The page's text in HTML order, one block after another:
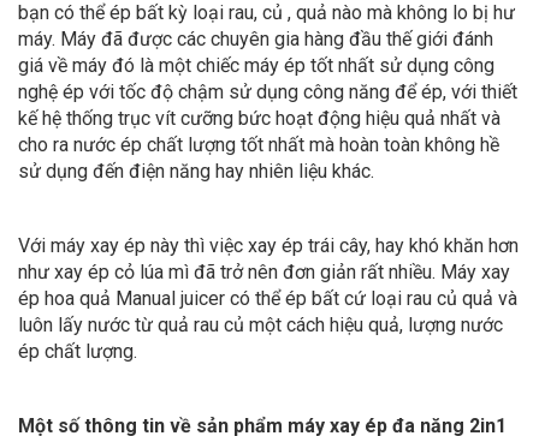
bạn có thể ép bất kỳ loại rau, củ , quả nào mà không lo bị hư
máy. Máy đã được các chuyên gia hàng đầu thế giới đánh
giá về máy đó là một chiếc máy ép tốt nhất sử dụng công
nghệ ép với tốc độ chậm sử dụng công năng để ép, với thiết
kế hệ thống trục vít cưỡng bức hoạt động hiệu quả nhất và
cho ra nước ép chất lượng tốt nhất mà hoàn toàn không hề
sử dụng đến điện năng hay nhiên liệu khác.
Với máy xay ép này thì việc xay ép trái cây, hay khó khăn hơn
như xay ép cỏ lúa mì đã trở nên đơn giản rất nhiều. Máy xay
ép hoa quả Manual juicer có thể ép bất cứ loại rau củ quả và
luôn lấy nước từ quả rau củ một cách hiệu quả, lượng nước
ép chất lượng.
Một số thông tin về sản phẩm máy xay ép đa năng 2in1